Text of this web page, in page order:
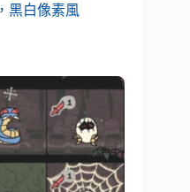
黑白像素風